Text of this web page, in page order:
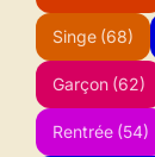
Singe (68)
Garçon (62)
Rentrée (54)